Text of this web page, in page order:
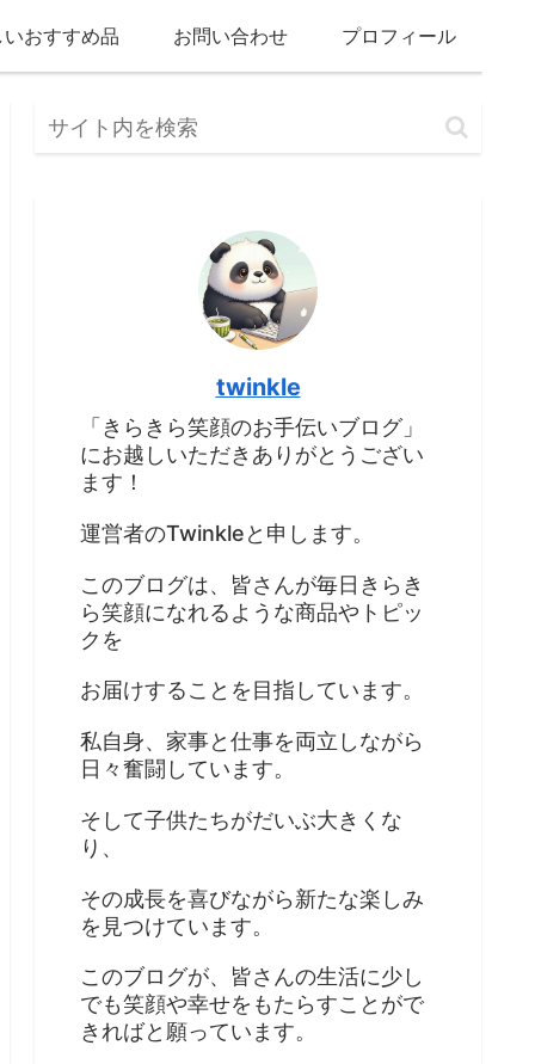
いおすすめ品 お問い合わせ プロフィール
twinkle
「きらきら笑顔のお手伝いブログ」
にお越しいただきありがとうござい
ます！
運営者のTwinkleと申します。
このブログは、皆さんが毎日きらき
ら笑顔になれるような商品やトピッ
クを
お届けすることを目指しています。
私自身、家事と仕事を両立しながら
日々奮闘しています。
そして子供たちがだいぶ大きくな
り、
その成長を喜びながら新たな楽しみ
を見つけています。
このブログが、皆さんの生活に少し
でも笑顔や幸せをもたらすことがで
きればと願っています。